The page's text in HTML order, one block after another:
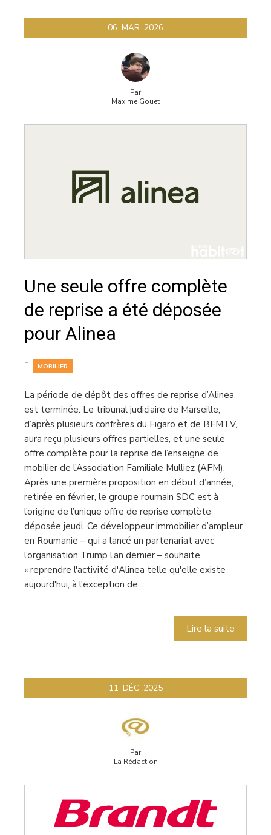
06 MAR 2026
Par
Maxime Gouet
Une seule offre complète
de reprise a été déposée
pour Alinea
MOBILIER
La période de dépôt des offres de reprise d’Alinea
est terminée. Le tribunal judiciaire de Marseille,
d’après plusieurs confrères du Figaro et de BFMTV,
aura reçu plusieurs offres partielles, et une seule
offre complète pour la reprise de l’enseigne de
mobilier de l’Association Familiale Mulliez (AFM).
Après une première proposition en début d’année,
retirée en février, le groupe roumain SDC est à
l’origine de l’unique offre de reprise complète
déposée jeudi. Ce développeur immobilier d’ampleur
en Roumanie – qui a lancé un partenariat avec
l’organisation Trump l’an dernier – souhaite
« reprendre l'activité d'Alinea telle qu'elle existe
aujourd'hui, à l'exception de…
Lire la suite
11 DÉC 2025
Par
La Rédaction